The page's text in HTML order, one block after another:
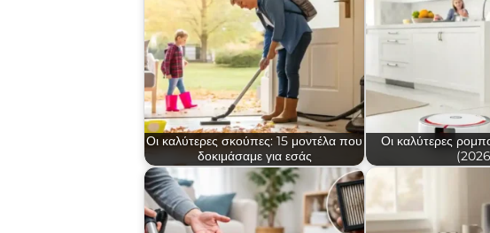
Οι καλύτερες σκούπες: 15 μοντέλα που
δοκιμάσαμε για εσάς
Οι καλύτερες